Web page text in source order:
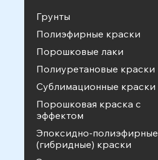
Грунты
Полиэфирные краски
Порошковые лаки
Полиуретановые краски
Сублимационные краски
Порошковая краска с
эффектом
Эпоксидно-полиэфирные
(гибридные) краски